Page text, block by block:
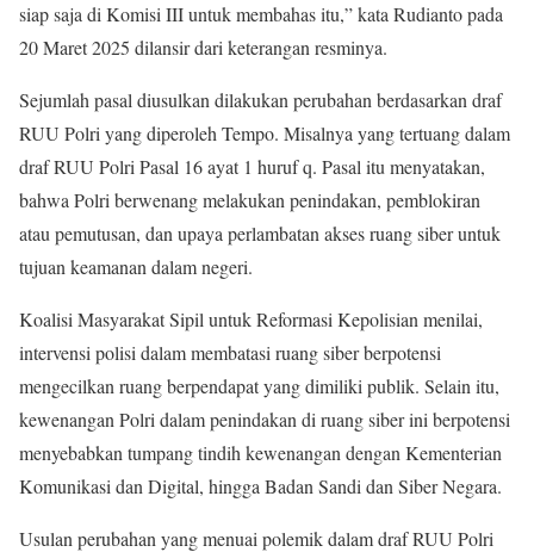
siap saja di Komisi III untuk membahas itu,” kata Rudianto pada
20 Maret 2025 dilansir dari keterangan resminya.
Sejumlah pasal diusulkan dilakukan perubahan berdasarkan draf
RUU Polri yang diperoleh Tempo. Misalnya yang tertuang dalam
draf RUU Polri Pasal 16 ayat 1 huruf q. Pasal itu menyatakan,
bahwa Polri berwenang melakukan penindakan, pemblokiran
atau pemutusan, dan upaya perlambatan akses ruang siber untuk
tujuan keamanan dalam negeri.
Koalisi Masyarakat Sipil untuk Reformasi Kepolisian menilai,
intervensi polisi dalam membatasi ruang siber berpotensi
mengecilkan ruang berpendapat yang dimiliki publik. Selain itu,
kewenangan Polri dalam penindakan di ruang siber ini berpotensi
menyebabkan tumpang tindih kewenangan dengan Kementerian
Komunikasi dan Digital, hingga Badan Sandi dan Siber Negara.
Usulan perubahan yang menuai polemik dalam draf RUU Polri